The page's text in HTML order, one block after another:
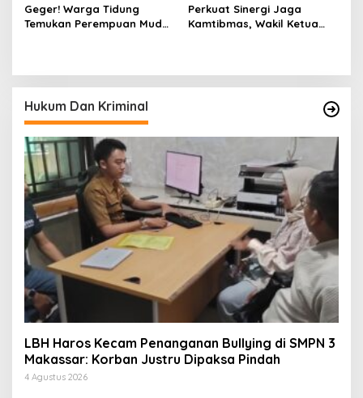
Geger! Warga Tidung
Temukan Perempuan Muda
Perkuat Sinergi Jaga
Kamtibmas, Wakil Ketua
Hukum Dan Kriminal
LBH Haros Kecam Penanganan Bullying di SMPN 3
Makassar: Korban Justru Dipaksa Pindah
4 Agustus 2026